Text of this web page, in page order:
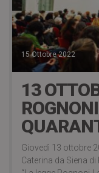
15 Ottobre 2022
13
Giovedì 13 ottobre
Caterina da Siena